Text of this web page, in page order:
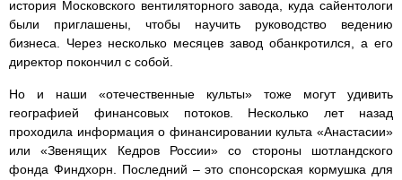
история Московского вентиляторного завода, куда сайентологи
были приглашены, чтобы научить руководство ведению
бизнеса. Через несколько месяцев завод обанкротился, а его
директор покончил с собой.
Но и наши «отечественные культы» тоже могут удивить
географией финансовых потоков. Несколько лет назад
проходила информация о финансировании культа «Анастасии»
или «Звенящих Кедров России» со стороны шотландского
фонда Финдхорн. Последний – это спонсорская кормушка для